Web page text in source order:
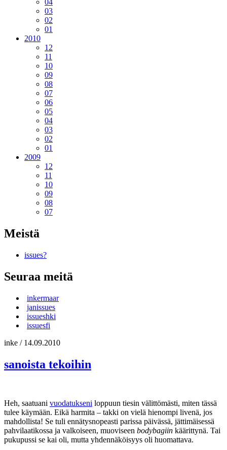
04
03
02
01
2010
12
11
10
09
08
07
06
05
04
03
02
01
2009
12
11
10
09
08
07
Meistä
issues?
Seuraa meitä
inkermaar
janissues
issueshki
issuesfi
inke / 14.09.2010
sanoista tekoihin
Heh, saatuani vuodatukseni loppuun tiesin välittömästi, miten tässä
tulee käymään. Eikä harmita – takki on vielä hienompi livenä, jos
mahdollista! Se tuli ennätysnopeasti parissa päivässä, jättimäisessä
pahvilaatikossa ja valkoiseen, muoviseen bodybagiin käärittynä. Tai
pukupussi se kai oli, mutta yhdennäköisyys oli huomattava.